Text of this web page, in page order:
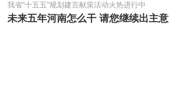
我省“十五五”规划建言献策活动火热进行中
未来五年河南怎么干 请您继续出主意